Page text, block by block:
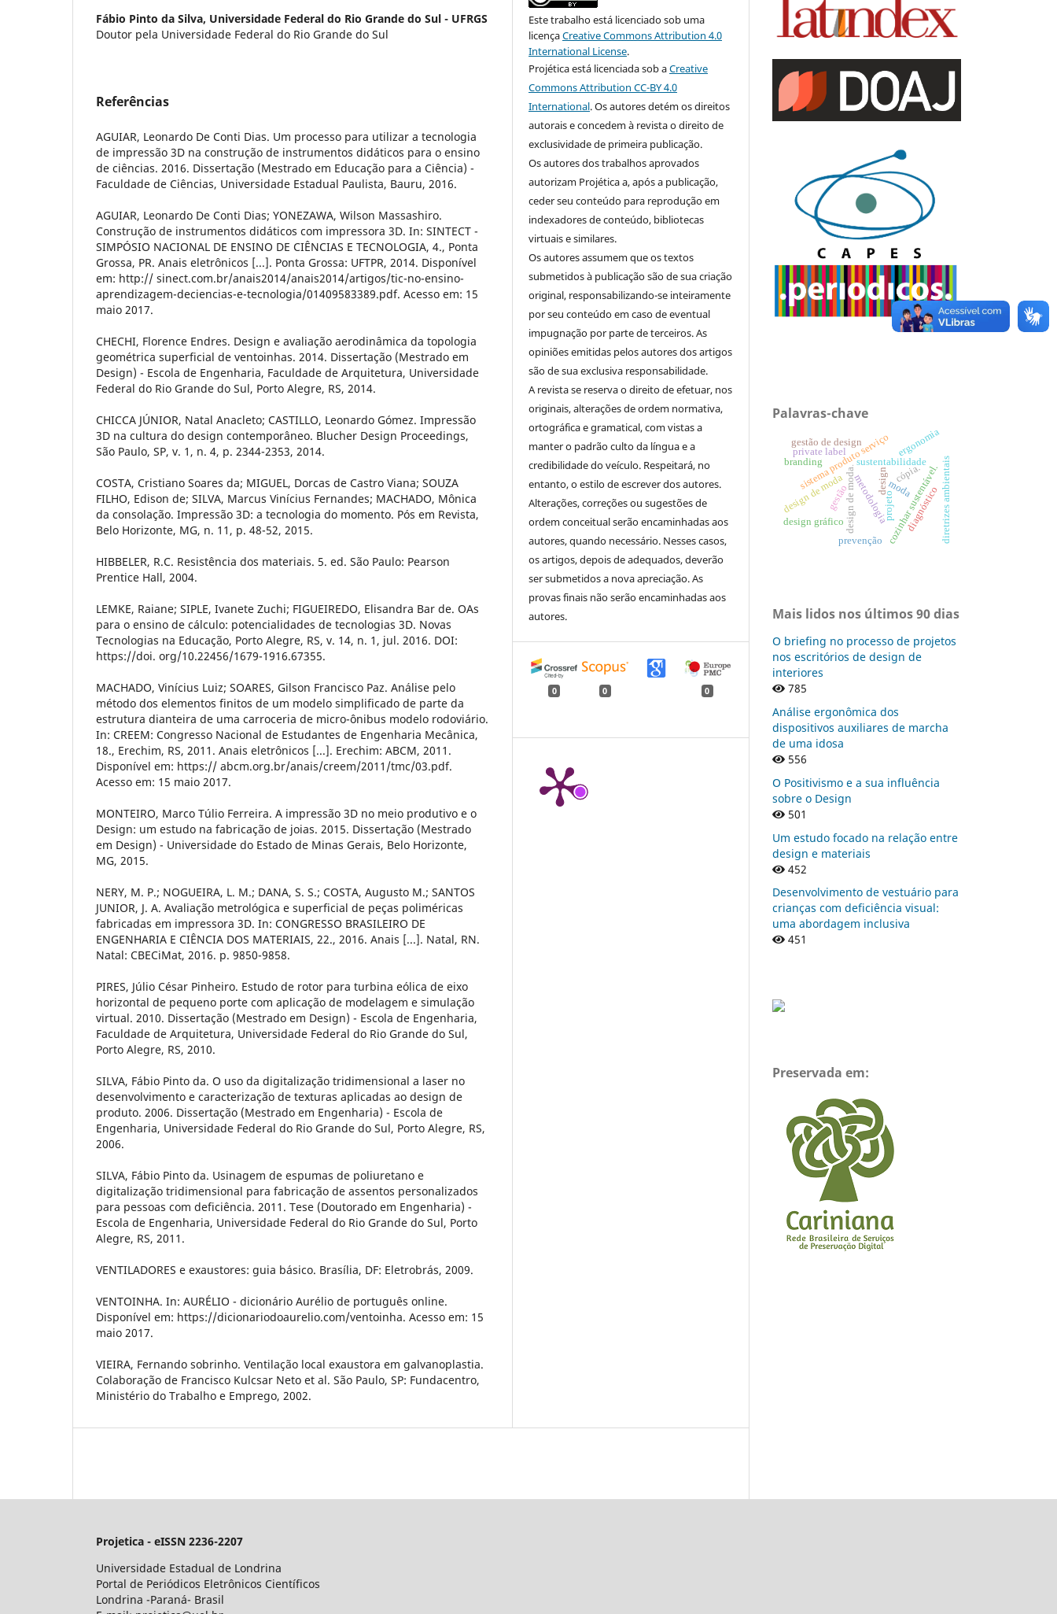
Fábio Pinto da Silva, Universidade Federal do Rio Grande do Sul - UFRGS
Doutor pela Universidade Federal do Rio Grande do Sul
Referências
AGUIAR, Leonardo De Conti Dias. Um processo para utilizar a tecnologia
de impressão 3D na construção de instrumentos didáticos para o ensino
de ciências. 2016. Dissertação (Mestrado em Educação para a Ciência) -
Faculdade de Ciências, Universidade Estadual Paulista, Bauru, 2016.
AGUIAR, Leonardo De Conti Dias; YONEZAWA, Wilson Massashiro.
Construção de instrumentos didáticos com impressora 3D. In: SINTECT -
SIMPÓSIO NACIONAL DE ENSINO DE CIÊNCIAS E TECNOLOGIA, 4., Ponta
Grossa, PR. Anais eletrônicos [...]. Ponta Grossa: UFTPR, 2014. Disponível
em: http:// sinect.com.br/anais2014/anais2014/artigos/tic-no-ensino-
aprendizagem-deciencias-e-tecnologia/01409583389.pdf. Acesso em: 15
maio 2017.
CHECHI, Florence Endres. Design e avaliação aerodinâmica da topologia
geométrica superficial de ventoinhas. 2014. Dissertação (Mestrado em
Design) - Escola de Engenharia, Faculdade de Arquitetura, Universidade
Federal do Rio Grande do Sul, Porto Alegre, RS, 2014.
CHICCA JÚNIOR, Natal Anacleto; CASTILLO, Leonardo Gómez. Impressão
3D na cultura do design contemporâneo. Blucher Design Proceedings,
São Paulo, SP, v. 1, n. 4, p. 2344-2353, 2014.
COSTA, Cristiano Soares da; MIGUEL, Dorcas de Castro Viana; SOUZA
FILHO, Edison de; SILVA, Marcus Vinícius Fernandes; MACHADO, Mônica
da consolação. Impressão 3D: a tecnologia do momento. Pós em Revista,
Belo Horizonte, MG, n. 11, p. 48-52, 2015.
HIBBELER, R.C. Resistência dos materiais. 5. ed. São Paulo: Pearson
Prentice Hall, 2004.
LEMKE, Raiane; SIPLE, Ivanete Zuchi; FIGUEIREDO, Elisandra Bar de. OAs
para o ensino de cálculo: potencialidades de tecnologias 3D. Novas
Tecnologias na Educação, Porto Alegre, RS, v. 14, n. 1, jul. 2016. DOI:
https://doi. org/10.22456/1679-1916.67355.
MACHADO, Vinícius Luiz; SOARES, Gilson Francisco Paz. Análise pelo
método dos elementos finitos de um modelo simplificado de parte da
estrutura dianteira de uma carroceria de micro-ônibus modelo rodoviário.
In: CREEM: Congresso Nacional de Estudantes de Engenharia Mecânica,
18., Erechim, RS, 2011. Anais eletrônicos [...]. Erechim: ABCM, 2011.
Disponível em: https:// abcm.org.br/anais/creem/2011/tmc/03.pdf.
Acesso em: 15 maio 2017.
MONTEIRO, Marco Túlio Ferreira. A impressão 3D no meio produtivo e o
Design: um estudo na fabricação de joias. 2015. Dissertação (Mestrado
em Design) - Universidade do Estado de Minas Gerais, Belo Horizonte,
MG, 2015.
NERY, M. P.; NOGUEIRA, L. M.; DANA, S. S.; COSTA, Augusto M.; SANTOS
JUNIOR, J. A. Avaliação metrológica e superficial de peças poliméricas
fabricadas em impressora 3D. In: CONGRESSO BRASILEIRO DE
ENGENHARIA E CIÊNCIA DOS MATERIAIS, 22., 2016. Anais [...]. Natal, RN.
Natal: CBECiMat, 2016. p. 9850-9858.
PIRES, Júlio César Pinheiro. Estudo de rotor para turbina eólica de eixo
horizontal de pequeno porte com aplicação de modelagem e simulação
virtual. 2010. Dissertação (Mestrado em Design) - Escola de Engenharia,
Faculdade de Arquitetura, Universidade Federal do Rio Grande do Sul,
Porto Alegre, RS, 2010.
SILVA, Fábio Pinto da. O uso da digitalização tridimensional a laser no
desenvolvimento e caracterização de texturas aplicadas ao design de
produto. 2006. Dissertação (Mestrado em Engenharia) - Escola de
Engenharia, Universidade Federal do Rio Grande do Sul, Porto Alegre, RS,
2006.
SILVA, Fábio Pinto da. Usinagem de espumas de poliuretano e
digitalização tridimensional para fabricação de assentos personalizados
para pessoas com deficiência. 2011. Tese (Doutorado em Engenharia) -
Escola de Engenharia, Universidade Federal do Rio Grande do Sul, Porto
Alegre, RS, 2011.
VENTILADORES e exaustores: guia básico. Brasília, DF: Eletrobrás, 2009.
VENTOINHA. In: AURÉLIO - dicionário Aurélio de português online.
Disponível em: https://dicionariodoaurelio.com/ventoinha. Acesso em: 15
maio 2017.
VIEIRA, Fernando sobrinho. Ventilação local exaustora em galvanoplastia.
Colaboração de Francisco Kulcsar Neto et al. São Paulo, SP: Fundacentro,
Ministério do Trabalho e Emprego, 2002.
Este trabalho está licenciado sob uma
licençaCreative Commons Attribution 4.0
International License.
Projética está licenciada sob aCreative
Commons Attribution CC-BY 4.0
International. Os autores detém os direitos
autorais e concedem à revista o direito de
exclusividade de primeira publicação.
Os autores dos trabalhos aprovados
autorizam Projética a, após a publicação,
ceder seu conteúdo para reprodução em
indexadores de conteúdo, bibliotecas
virtuais e similares.
Os autores assumem que os textos
submetidos à publicação são de sua criação
original, responsabilizando-se inteiramente
por seu conteúdo em caso de eventual
impugnação por parte de terceiros. As
opiniões emitidas pelos autores dos artigos
são de sua exclusiva responsabilidade.
A revista se reserva o direito de efetuar, nos
originais, alterações de ordem normativa,
ortográfica e gramatical, com vistas a
manter o padrão culto da língua e a
credibilidade do veículo. Respeitará, no
entanto, o estilo de escrever dos autores.
Alterações, correções ou sugestões de
ordem conceitual serão encaminhadas aos
autores, quando necessário. Nesses casos,
os artigos, depois de adequados, deverão
ser submetidos a nova apreciação. As
provas finais não serão encaminhadas aos
autores.
0 0 0
Palavras-chave
projeto
metodologia
design de moda. design
sistema produto serviço
cozinhar sustentável.diretrizes ambientais
sustentabilidade
private label
cópia.
gestão
design gráfico
prevenção
diagnóstico
gestão de design
branding
design de moda
ergonomia
moda
Mais lidos nos últimos 90 dias
O briefing no processo de projetos
nos escritórios de design de
interiores
785
Análise ergonômica dos
dispositivos auxiliares de marcha
de uma idosa
556
O Positivismo e a sua influência
sobre o Design
501
Um estudo focado na relação entre
design e materiais
452
Desenvolvimento de vestuário para
crianças com deficiência visual:
uma abordagem inclusiva
451
Preservada em:
Projetica - eISSN 2236-2207
Universidade Estadual de Londrina
Portal de Periódicos Eletrônicos Científicos
Londrina -Paraná- Brasil